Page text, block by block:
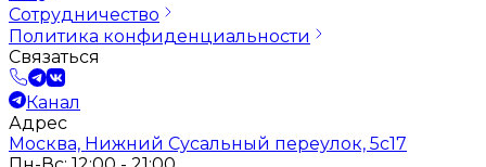
Сотрудничество
Политика конфиденциальности
Связаться
Канал
Адрес
Москва, Нижний Сусальный переулок, 5с17